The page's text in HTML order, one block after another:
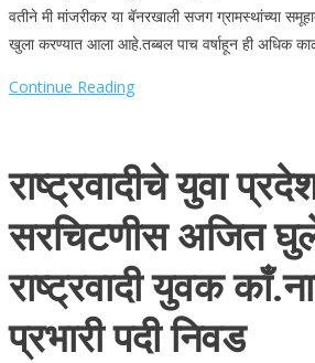
वतीने मी मांजरीकर या बॅनरखाली सजग ग्रामस्थांच्या
खुला करण्यात आला आहे.तब्बल पाच वर्षाहून ही अधिक
Continue Reading
राष्ट्रवादीचे युवा
सरचिटणीस अजित
राष्ट्रवादी युवक
प्रभारी पदी निवड